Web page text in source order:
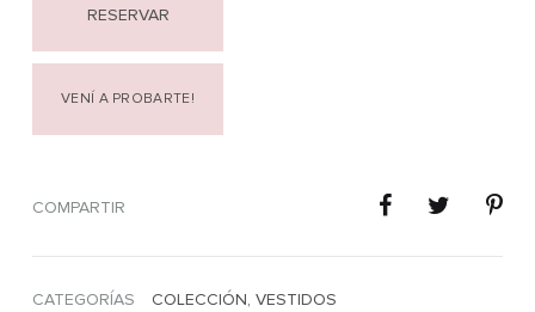
RESERVAR
VENÍ A PROBARTE!
COMPARTIR
CATEGORÍAS COLECCIÓN, VESTIDOS